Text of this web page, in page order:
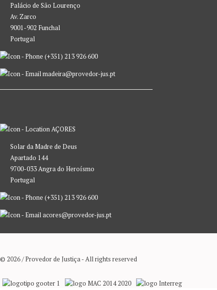
Palácio de São Lourenço
Av. Zarco
9001-902 Funchal
Portugal
(+351) 213 926 600
madeira@provedor-jus.pt
AÇORES
Solar da Madre de Deus
Apartado 144
9700-033 Angra do Heroísmo
Portugal
(+351) 213 926 600
acores@provedor-jus.pt
© 2026 / Provedor de Justiça - All rights reserved